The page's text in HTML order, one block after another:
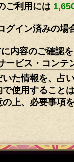
ご利用には
グイン済みの場
内容のご確認を
ービス・コンテ
た情報を、占
使用すること
の上、必要事項